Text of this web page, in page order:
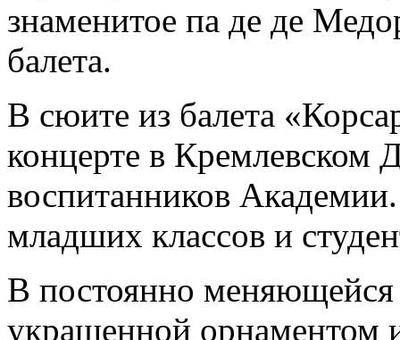
знаменитое па де де
балета.
В сюите из балета
концерте в Кремлевском
воспитанников
младших классов и
В постоянно меняющейся
украшенной орнаментом